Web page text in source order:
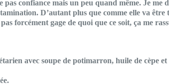
confiance mais un peu quand même. Je me
D’autant plus que comme elle va être
forcément gage de quoi que ce soit, ça me
avec soupe de potimarron, huile de cèpe et